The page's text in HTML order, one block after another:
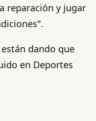
reparación y jugar
dando que
en Deportes